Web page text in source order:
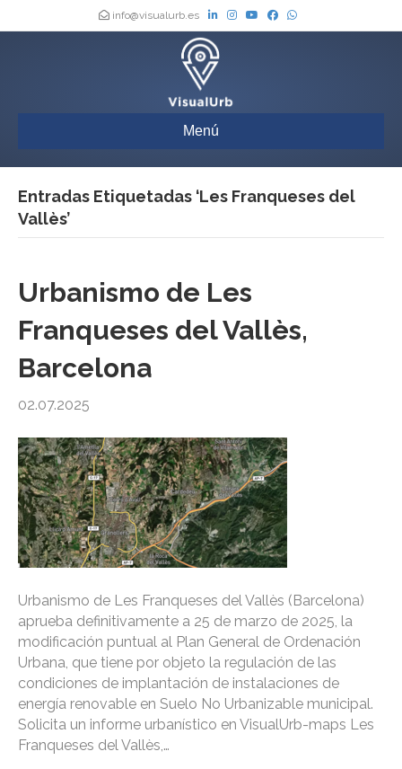
info@visualurb.es
Menú
Entradas Etiquetadas ‘Les Franqueses del
Vallès’
Urbanismo de Les
Franqueses del Vallès,
Barcelona
02.07.2025
Urbanismo de Les Franqueses del Vallès (Barcelona)
aprueba definitivamente a 25 de marzo de 2025, la
modificación puntual al Plan General de Ordenación
Urbana, que tiene por objeto la regulación de las
condiciones de implantación de instalaciones de
energía renovable en Suelo No Urbanizable municipal.
Solicita un informe urbanístico en VisualUrb-maps Les
Franqueses del Vallès,…